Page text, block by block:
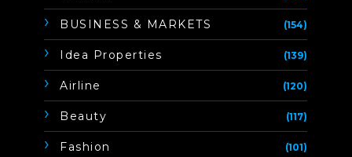
BUSINESS & MARKETS (154)
Idea Properties (139)
Airline (120)
Beauty (117)
Fashion (101)